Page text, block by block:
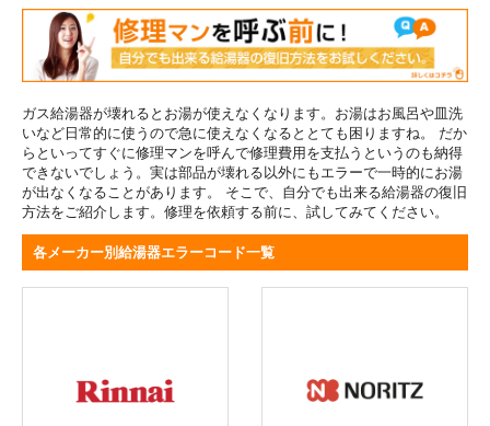
ガス給湯器が壊れるとお湯が使えなくなります。お湯はお風呂や皿洗
いなど日常的に使うので急に使えなくなるととても困りますね。 だか
らといってすぐに修理マンを呼んで修理費用を支払うというのも納得
できないでしょう。実は部品が壊れる以外にもエラーで一時的にお湯
が出なくなることがあります。 そこで、自分でも出来る給湯器の復旧
方法をご紹介します。修理を依頼する前に、試してみてください。
各メーカー別給湯器エラーコード一覧